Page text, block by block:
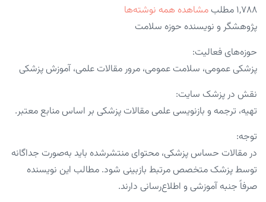
۱,۷۸۸ مطلب
مشاهده همه نوشته‌ها
پژوهشگر و نویسنده حوزه سلامت
حوزه‌های فعالیت:
پزشکی عمومی، سلامت عمومی، مرور مقالات علمی، آموزش پزشکی
نقش در پزشک سایت:
تهیه، ترجمه و بازنویسی علمی مقالات پزشکی بر اساس منابع معتبر.
توجه:
در مقالات حساس پزشکی، محتوای منتشرشده باید به‌صورت جداگانه
توسط پزشک متخصص مرتبط بازبینی شود. مطالب این نویسنده
صرفاً جنبه آموزشی و اطلاع‌رسانی دارند.